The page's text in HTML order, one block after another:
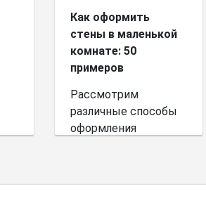
Как оформить
стены в маленькой
комнате: 50
примеров
Рассмотрим
различные способы
оформления